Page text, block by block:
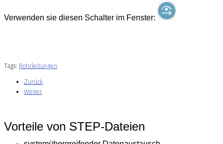
Verwenden sie diesen Schalter im Fenster:
Tags: Rohrleitungen
Zurück
Weiter
Vorteile von STEP-Dateien